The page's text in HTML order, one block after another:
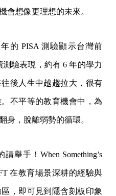
會想像更理想的未來。
的 PISA 測驗顯示台灣前
測驗表現，約有 6 年的學力
後人生中越趨拉大，很有
不平等的教育機會中，為
身，脫離弱勢的循環。
舉手！When Something’s
在教育場景深耕的經驗與
，即可見到隱含刻板印象